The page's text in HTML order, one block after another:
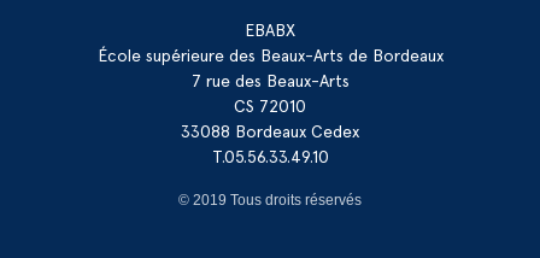
EBABX
École supérieure des Beaux-Arts de Bordeaux
7 rue des Beaux-Arts
CS 72010
33088 Bordeaux Cedex
T.05.56.33.49.10
© 2019 Tous droits réservés